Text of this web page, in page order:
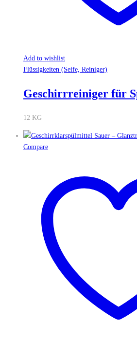
Add to wishlist
Flüssigkeiten (Seife, Reiniger)
Geschirrreiniger für
12 KG
Compare